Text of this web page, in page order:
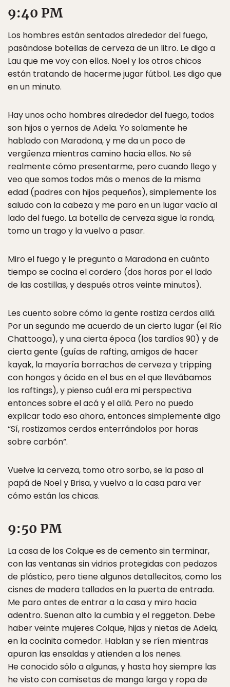
9:40 PM
Los hombres están sentados alrededor del fuego,
pasándose botellas de cerveza de un litro. Le digo a
Lau que me voy con ellos. Noel y los otros chicos
están tratando de hacerme jugar fútbol. Les digo que
en un minuto.
Hay unos ocho hombres alrededor del fuego, todos
son hijos o yernos de Adela. Yo solamente he
hablado con Maradona, y me da un poco de
vergűenza mientras camino hacia ellos. No sé
realmente cómo presentarme, pero cuando llego y
veo que somos todos más o menos de la misma
edad (padres con hijos pequeños), simplemente los
saludo con la cabeza y me paro en un lugar vacío al
lado del fuego. La botella de cerveza sigue la ronda,
tomo un trago y la vuelvo a pasar.
Miro el fuego y le pregunto a Maradona en cuánto
tiempo se cocina el cordero (dos horas por el lado
de las costillas, y después otros veinte minutos).
Les cuento sobre cómo la gente rostiza cerdos allá.
Por un segundo me acuerdo de un cierto lugar (el Río
Chattooga), y una cierta época (los tardíos 90) y de
cierta gente (guías de rafting, amigos de hacer
kayak, la mayoría borrachos de cerveza y tripping
con hongos y ácido en el bus en el que llevábamos
los raftings), y pienso cuál era mi perspectiva
entonces sobre el acá y el allá. Pero no puedo
explicar todo eso ahora, entonces simplemente digo
“Sí, rostizamos cerdos enterrándolos por horas
sobre carbón”.
Vuelve la cerveza, tomo otro sorbo, se la paso al
papá de Noel y Brisa, y vuelvo a la casa para ver
cómo están las chicas.
9:50 PM
La casa de los Colque es de cemento sin terminar,
con las ventanas sin vidrios protegidas con pedazos
de plástico, pero tiene algunos detallecitos, como los
cisnes de madera tallados en la puerta de entrada.
Me paro antes de entrar a la casa y miro hacia
adentro. Suenan alto la cumbia y el reggeton. Debe
haber veinte mujeres Colque, hijas y nietas de Adela,
en la cocinita comedor. Hablan y se ríen mientras
apuran las ensaldas y atienden a los nenes.
He conocido sólo a algunas, y hasta hoy siempre las
he visto con camisetas de manga larga y ropa de